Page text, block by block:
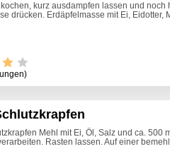
kurz ausdampfen lassen und noch
drücken. Erdäpfelmasse mit Ei, Eidotter,
Mehl mit Ei, Öl, Salz und ca. 500
Rasten lassen. Auf einer